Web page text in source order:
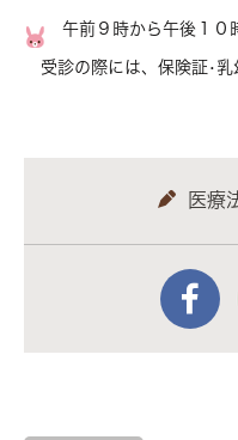
午前９時から午後１０
受診の際には、保険証•乳
医療